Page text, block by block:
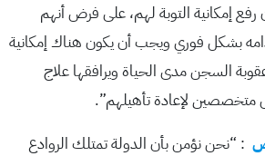
إمكانية التوبة لهم، على فرض أنهم
بشكل فوري ويجب أن يكون هناك إمكانية
السجن مدى الحياة ويرافقها علاج
لإعادة تأهيلهم”.
: “نحن نؤمن بأن الدولة تمتلك الروادع